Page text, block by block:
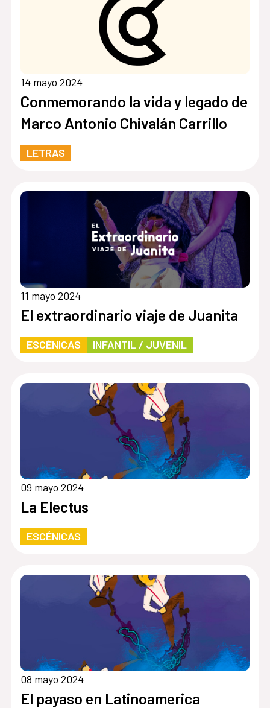
14 mayo 2024
Conmemorando la vida y legado de
Marco Antonio Chivalán Carrillo
LETRAS
11 mayo 2024
El extraordinario viaje de Juanita
ESCÉNICAS INFANTIL / JUVENIL
09 mayo 2024
La Electus
ESCÉNICAS
08 mayo 2024
El payaso en Latinoamerica